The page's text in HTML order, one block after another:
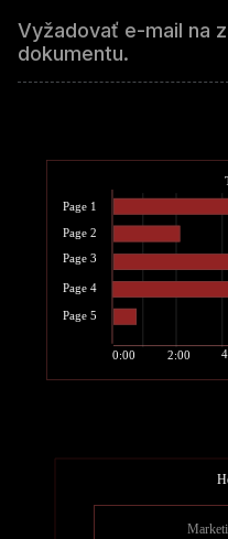
Vyžadovať e-mail na
dokumentu.